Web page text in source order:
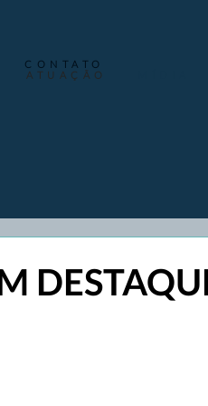
CONTATO
ATUAÇÃO